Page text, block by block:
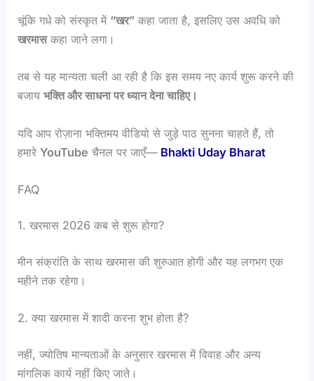
चूंकि गधे को संस्कृत में “खर” कहा जाता है, इसलिए उस अवधि को
खरमासकहा जाने लगा।
तब से यह मान्यता चली आ रही है कि इस समय नए कार्य शुरू करने की
बजायभक्ति और साधना पर ध्यान देना चाहिए।
यदि आप रोज़ाना भक्तिमय वीडियो से जुड़े पाठ सुनना चाहते हैं, तो
हमारेYouTube चैनल पर जाएँ— Bhakti Uday Bharat
FAQ
1. खरमास 2026 कब से शुरू होगा?
मीन संक्रांति के साथ खरमास की शुरुआत होगी और यह लगभग एक
महीने तक रहेगा।
2. क्या खरमास में शादी करना शुभ होता है?
नहीं, ज्योतिष मान्यताओं के अनुसार खरमास में विवाह और अन्य
मांगलिक कार्य नहीं किए जाते।